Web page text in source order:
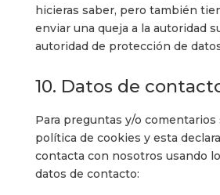
hicieras saber, pero también
enviar una queja a la autoridad
autoridad de protección de
10. Datos de
Para preguntas y/o
política de cookies y esta
contacta con nosotros usando
datos de contacto: